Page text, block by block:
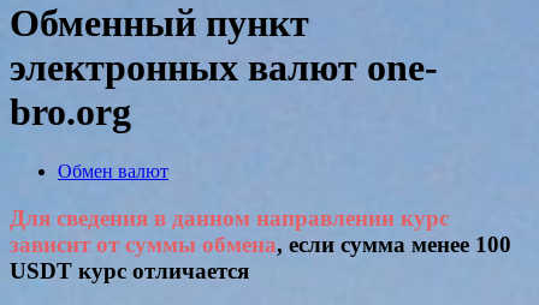
Обменный пункт
электронных валют one-
bro.org
Обмен валют
Для сведения в данном направлении курс
зависит от суммы обмена, если сумма менее 100
USDT курс отличается